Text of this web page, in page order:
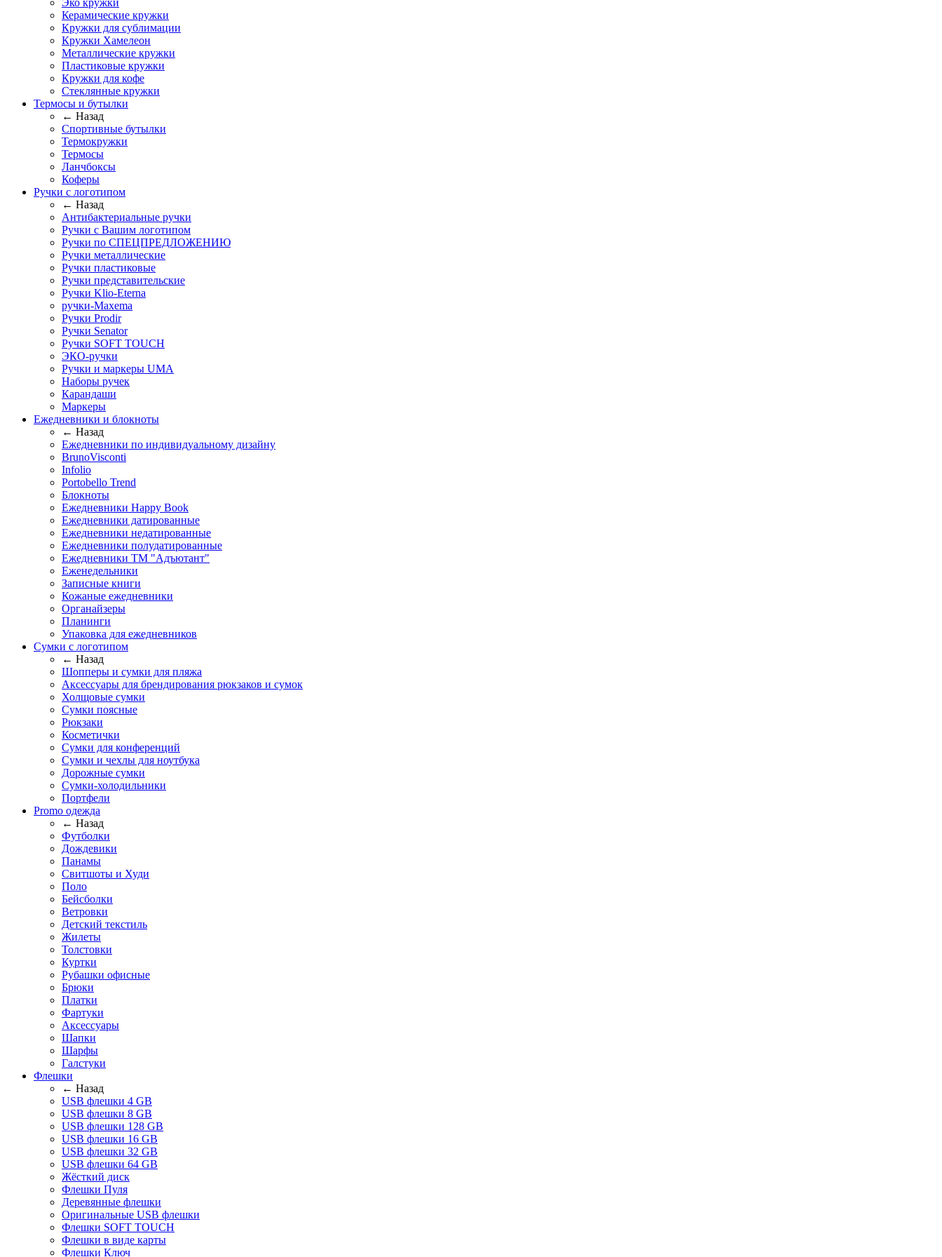
Керамические кружки
Кружки для сублимации
Кружки Хамелеон
Металлические кружки
Пластиковые кружки
Кружки для кофе
Стеклянные кружки
Термосы и бутылки
← Назад
Спортивные бутылки
Термокружки
Термосы
Ланчбоксы
Коферы
Ручки с логотипом
← Назад
Антибактериальные ручки
Ручки с Вашим логотипом
Ручки по СПЕЦПРЕДЛОЖЕНИЮ
Ручки металлические
Ручки пластиковые
Ручки представительские
Ручки Klio-Eterna
ручки-Maxema
Ручки Prodir
Ручки Senator
Ручки SOFT TOUCH
ЭКО-ручки
Ручки и маркеры UMA
Наборы ручек
Карандаши
Маркеры
Ежедневники и блокноты
← Назад
Ежедневники по индивидуальному дизайну
BrunoVisconti
Infolio
Portobello Trend
Блокноты
Ежедневники Happy Book
Ежедневники датированные
Ежедневники недатированные
Ежедневники полудатированные
Ежедневники ТМ "Адъютант"
Еженедельники
Записные книги
Кожаные ежедневники
Органайзеры
Планинги
Упаковка для ежедневников
Сумки с логотипом
← Назад
Шопперы и сумки для пляжа
Аксессуары для брендирования рюкзаков и сумок
Холщовые сумки
Сумки поясные
Рюкзаки
Косметички
Сумки для конференций
Сумки и чехлы для ноутбука
Дорожные сумки
Сумки-холодильники
Портфели
Promo одежда
← Назад
Футболки
Дождевики
Панамы
Свитшоты и Худи
Поло
Бейсболки
Ветровки
Детский текстиль
Жилеты
Толстовки
Куртки
Рубашки офисные
Брюки
Платки
Фартуки
Аксессуары
Шапки
Шарфы
Галстуки
Флешки
← Назад
USB флешки 4 GB
USB флешки 8 GB
USB флешки 128 GB
USB флешки 16 GB
USB флешки 32 GB
USB флешки 64 GB
Жёсткий диск
Флешки Пуля
Деревянные флешки
Оригинальные USB флешки
Флешки SOFT TOUCH
Флешки в виде карты
Флешки Ключ